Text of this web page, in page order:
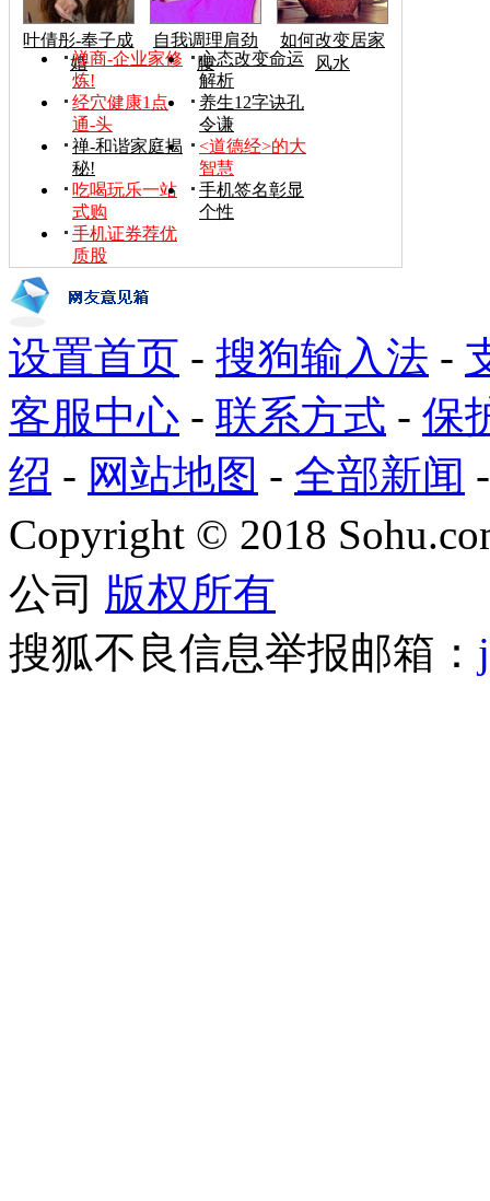
叶倩彤-奉子成
婚
自我调理肩劲
腰
如何改变居家
风水
禅商-企业家修
炼!
心态改变命运
解析
经穴健康1点
通-头
养生12字诀孔
令谦
禅-和谐家庭揭
秘!
<道德经>的大
智慧
吃喝玩乐一站
式购
手机签名彰显
个性
手机证券荐优
质股
设置首页 - 搜狗输入法 -
客服中心 - 联系方式 - 保
绍 - 网站地图 - 全部新闻
Copyright © 2018
公司 版权所有
搜狐不良信息举报邮箱：